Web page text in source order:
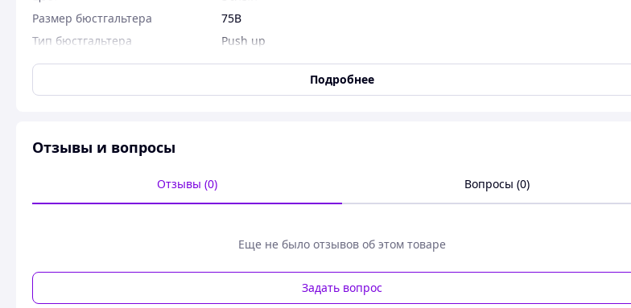
Размер бюстгальтера
75B
Тип бюстгальтера
Push up
Тип трусов
Бразилиана
Комплект белья: кружевной бюстгальтер пуш-ап и трусики 9444 Balaloum. Элегантный комплект женского
гладкий. Между чашками перемычка в виде тонких перекрещенных ремешков, имитирующих шнуровку.
Тонкие бретели не отстегиваются, регулируются по длине. Трусики бразилианы украшены кружевом на
гигиеническая ластовица.
Подробнее
Отзывы и вопросы
Отзывы (0) Вопросы (0)
Еще не было отзывов об этом товаре
Задать вопрос